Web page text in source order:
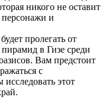
никого не оставит
и
пролегать от
в Гизе среди
Вам предстоит
с
этот